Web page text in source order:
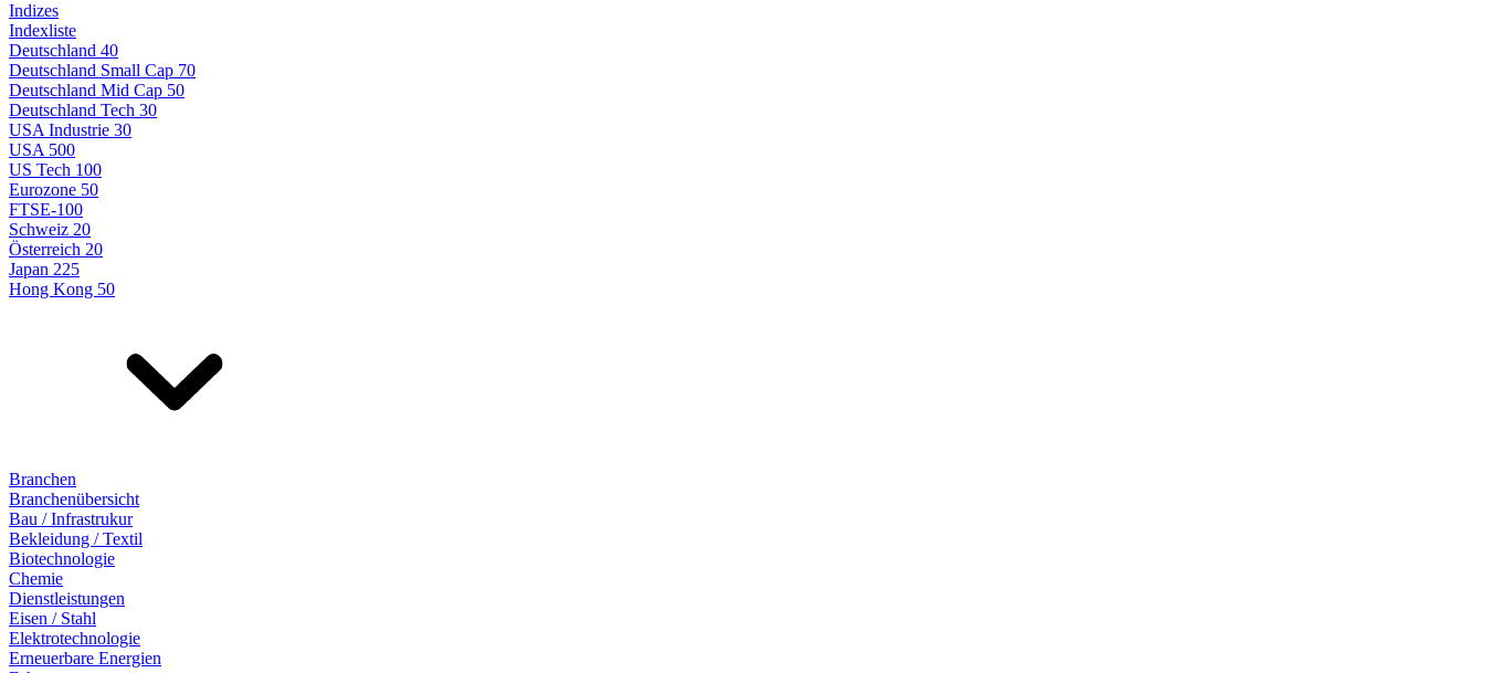
Indizes
Indexliste
Deutschland 40
Deutschland Small Cap 70
Deutschland Mid Cap 50
Deutschland Tech 30
USA Industrie 30
USA 500
US Tech 100
Eurozone 50
FTSE-100
Schweiz 20
Österreich 20
Japan 225
Hong Kong 50
Branchen
Branchenübersicht
Bau / Infrastrukur
Bekleidung / Textil
Biotechnologie
Chemie
Dienstleistungen
Eisen / Stahl
Elektrotechnologie
Erneuerbare Energien